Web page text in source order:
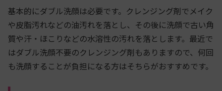
基本的にダブル洗顔は必要です。クレンジング剤でメイク
や皮脂汚れなどの油汚れを落とし、その後に洗顔で古い角
質や汗・ほこりなどの水溶性の汚れを落とします。最近で
はダブル洗顔不要のクレンジング剤もありますので、何回
も洗顔することが負担になる方はそちらがおすすめです。